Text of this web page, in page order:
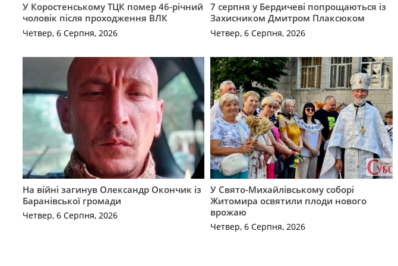
У Коростенському ТЦК помер 46-річний
чоловік після проходження ВЛК
Четвер, 6 Серпня, 2026
7 серпня у Бердичеві попрощаються із
Захисником Дмитром Плаксюком
Четвер, 6 Серпня, 2026
На війні загинув Олександр Окончик із
Баранівської громади
Четвер, 6 Серпня, 2026
У Свято-Михайлівському соборі
Житомира освятили плоди нового
врожаю
Четвер, 6 Серпня, 2026